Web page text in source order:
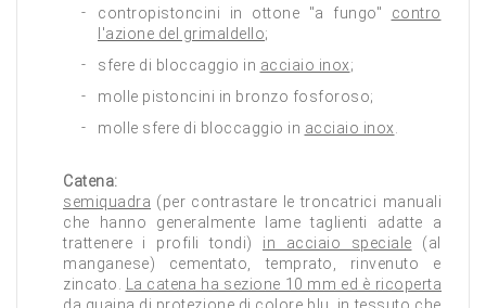
contropistoncini in ottone "a fungo" contro
l'azione del grimaldello;
sfere di bloccaggio in acciaio inox;
molle pistoncini in bronzo fosforoso;
molle sfere di bloccaggio in acciaio inox
Catena:
semiquadra (per contrastare le troncatrici manuali
che hanno generalmente lame taglienti adatte a
trattenere i profili tondi) in acciaio speciale (al
manganese) cementato, temprato, rinvenuto e
zincato.
La catena ha sezione 10 mm ed è ricoperta